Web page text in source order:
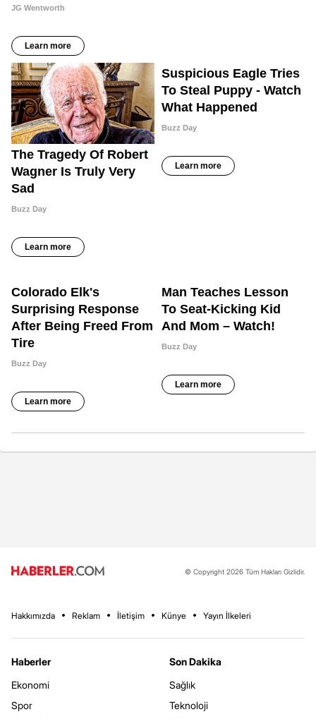
© Copyright 2026 Tüm Hakları Gizlidir.
Hakkımızda Reklam İletişim Künye Yayın İlkeleri
Haberler
Ekonomi
Spor
Son Dakika
Sağlık
Teknoloji